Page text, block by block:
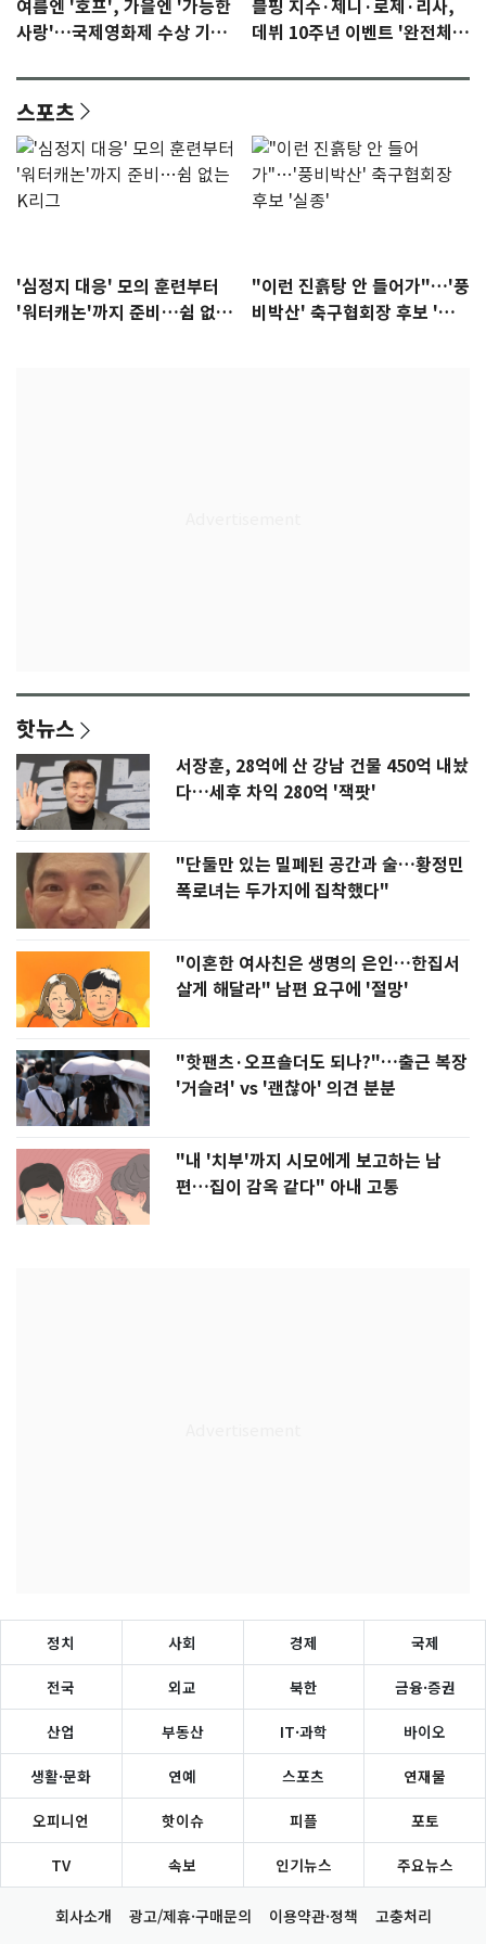
여름엔 '호프', 가을엔 '가능한
사랑'…국제영화제 수상 기대
블핑 지수·제니·로제·리사,
데뷔 10주년 이벤트 '완전체'
스포츠
'심정지 대응' 모의 훈련부터
'워터캐논'까지 준비…쉼 없는
"이런 진흙탕 안 들어가"…'풍
비박산' 축구협회장 후보 '실
핫뉴스
서장훈, 28억에 산 강남 건물 450억 내놨
다…세후 차익 280억 '잭팟'
"단둘만 있는 밀폐된 공간과 술…황정민
폭로녀는 두가지에 집착했다"
"이혼한 여사친은 생명의 은인…한집서
살게 해달라" 남편 요구에 '절망'
"핫팬츠·오프숄더도 되나?"…출근 복장
'거슬려' vs '괜찮아' 의견 분분
"내 '치부'까지 시모에게 보고하는 남
편…집이 감옥 같다" 아내 고통
정치 사회 경제 국제
전국 외교 북한 금융·증권
산업 부동산 IT·과학 바이오
생활·문화 연예 스포츠 연재물
오피니언 핫이슈 피플 포토
TV 속보 인기뉴스 주요뉴스
회사소개 광고/제휴·구매문의 이용약관·정책 고충처리